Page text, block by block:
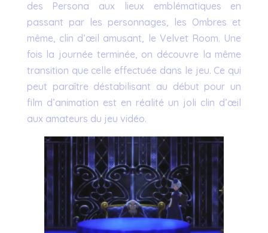
des Persona aux lieux emblématiques en
passant par les personnages, les Ombres et
même, clin d’œil amusant, le Velvet Room. Une
fois la journée terminée, on découvre la même
transition que celle effectuée dans le jeu. Ce qui
peut paraître déstabilisant au début pour un
film d’animation est en réalité un joli clin d’œil
aux amateurs du jeu vidéo.